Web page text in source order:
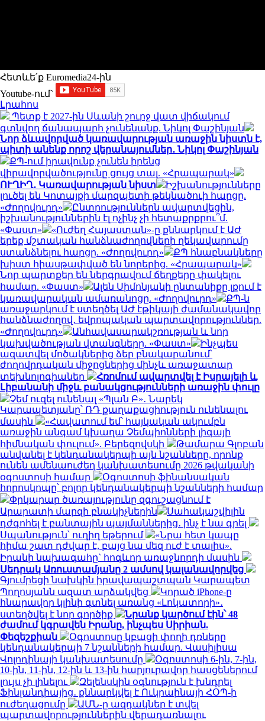
Հետևե՛ք Euromedia24-ին
Youtube-ում`
Լրահոս
Պետք է 2027-ին Սևանի շուրջ վատ վիճակում
գտնվող ճանապարհ չունենանք. Նիկոլ Փաշինյան
Նոր ձևավորված կառավարության առաջին նիստն է,
պիտի անենք որոշ վերանայումներ․ Նիկոլ Փաշինյան
ՔՊ-ում իրավունք չունեն իրենց
վիրավորվածությունը ցույց տալ. «Հրապարակ»
ՈՒՂԻՂ․ Կառավարության նիստ
Իշխանությունները
լուծել են Կոտայքի մարզպետի թեկնածուի հարցը.
«Ժողովուրդ»
Ընտրություններն ավարտվեցին,
իշխանություններին էլ ոչինչ չի հետաքրքրու՞մ.
«Փաստ»
«Ուժեղ Հայաստան»-ը քննարկում է ԱԺ
երեք մշտական հանձնաժողովների ղեկավարումը
ստանձնելու հարցը. «Ժողովուրդ»
ՔՊ հնաբնակները
խիստ հիասթափված են նորերից. «Հրապարակ»
Նոր պարտքեր են ներգրավում ճեղքերը փակելու
համար. «Փաստ»
Ալեն Սիմոնյանի ընտանիքը լքում է
կառավարական ամառանոցը. «Ժողովուրդ»
ՔՊ-ն
առաջարկում է ստեղծել ԱԺ էթիկայի ժամանակավոր
հանձնաժողով․ եվրոպական պարտավորություններ.
«Ժողովուրդ»
Անհավասարակշռության և նոր
կախվածության վտանգները. «Փաստ»
Ինչպես
ազատվել մոծակներից ձեր բնակարանում՝
ժողովրդական միջոցներից մինչև առաջատար
տեխնոլոգիաներ
Հռոմում ավարտվել է Իսրայելի և
Լիբանանի միջև բանակցությունների առաջին փուլը
Չեմ ուզել ունենալ «Պլան Բ»․ Նարեկ
Կարապետյանը՝ ՌԴ քաղաքացիություն ունենալու
մասին
«Հավատում եմ՝ հայկական ակումբն
առաջին անգամ կխաղա Չեմպիոնների լիգայի
հիմնական փուլում». Բերեզովսկի
Թամարա Գլոբան
անվանել է կենդանակերպի այն նշանները, որոնք
ունեն ամենաուժեղ կանխատեսումը 2026 թվականի
օգոստոսի համար
Օգոստոսի ֆինանսական
հորոսկոպը՝ բոլոր կենդանակերպի նշանների համար
Փրկարար ծառայությունը զգուշացնում է
Արարատի մարզի բնակիչներին
Սահակաշվիլին
դժգոհել է բանտային պայմաններից․ ինչ է նա գրել
Սպանություն՝ ուղիղ եթերում
«Նրա հետ կապը
հիմա շատ դժվար է, բայց նա մեզ ուժ է տալիս».
Իրանի նախագահը` հոգևոր առաջնորդի մասին
Սեդրակ Առուստամյանը 2 ամսով կալանավորվեց
Գյումրեցի նախկին իրավապաշտպան Կարապետ
Պողոսյանն ազատ արձակվեց
Կորած iPhone-ը
հնարավոր կլինի գտնել առանց «Լոկատորի»․
ստեղծվել է նոր գործիք
Նրանք կարծում էին՝ 48
ժամում կգրավեն Իրանը, ինչպես Սիրիան.
Փեզեշքիան
Օգոստոսը կբացի փողի դռները
կենդանակերպի 7 նշանների համար. Վասիլիսա
Վոլոդինայի կանխատեսումը
Օգոստոսի 6-ին, 7-ին,
10-ին, 11-ին, 12-ին և 13-ին հարյուրավոր հասցեներում
լույս չի լինելու
Զելենսկին օգնություն է խնդրել
Ֆինլանդիայից․ քննարկվել է Ուկրաինայի ՀՕՊ-ի
ուժեղացումը
ԱՄՆ-ը ազդակներ է տվել
պարտավորություններին վերադառնալու